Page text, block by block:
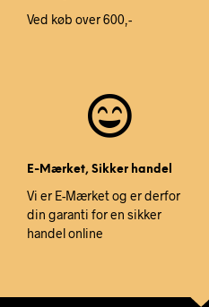
Ved køb over 600,-
E-Mærket, Sikker handel
Vi er E-Mærket og er derfor
din garanti for en sikker
handel online